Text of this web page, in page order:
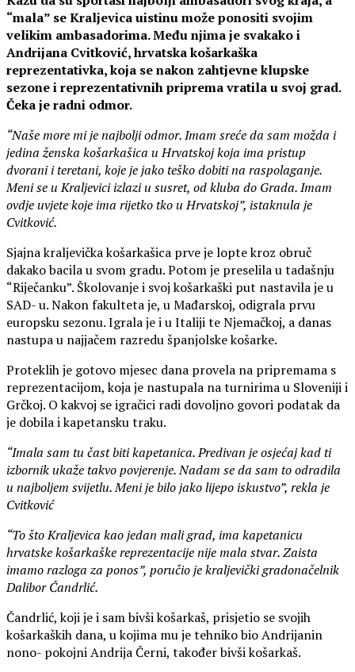
“mala” se Kraljevica uistinu može ponositi svojim
velikim ambasadorima. Među njima je svakako i
Andrijana Cvitković, hrvatska košarkaška
reprezentativka, koja se nakon zahtjevne klupske
sezone i reprezentativnih priprema vratila u svoj grad.
Čeka je radni odmor.
“Naše more mi je najbolji odmor. Imam sreće da sam možda i
jedina ženska košarkašica u Hrvatskoj koja ima pristup
dvorani i teretani, koje je jako teško dobiti na raspolaganje.
Meni se u Kraljevici izlazi u susret, od kluba do Grada. Imam
ovdje uvjete koje ima rijetko tko u Hrvatskoj”, istaknula je
Cvitković.
Sjajna kraljevička košarkašica prve je lopte kroz obruč
dakako bacila u svom gradu. Potom je preselila u tadašnju
“Riječanku”. Školovanje i svoj košarkaški put nastavila je u
SAD- u. Nakon fakulteta je, u Mađarskoj, odigrala prvu
europsku sezonu. Igrala je i u Italiji te Njemačkoj, a danas
nastupa u najjačem razredu španjolske košarke.
Proteklih je gotovo mjesec dana provela na pripremama s
reprezentacijom, koja je nastupala na turnirima u Sloveniji i
Grčkoj. O kakvoj se igračici radi dovoljno govori podatak da
je dobila i kapetansku traku.
“Imala sam tu čast biti kapetanica. Predivan je osjećaj kad ti
izbornik ukaže takvo povjerenje. Nadam se da sam to odradila
u najboljem svijetlu. Meni je bilo jako lijepo iskustvo”, rekla je
Cvitković
“To što Kraljevica kao jedan mali grad, ima kapetanicu
hrvatske košarkaške reprezentacije nije mala stvar. Zaista
imamo razloga za ponos”, poručio je kraljevički gradonačelnik
Dalibor Čandrlić.
Čandrlić, koji je i sam bivši košarkaš, prisjetio se svojih
košarkaških dana, u kojima mu je tehniko bio Andrijanin
nono- pokojni Andrija Černi, također bivši košarkaš.